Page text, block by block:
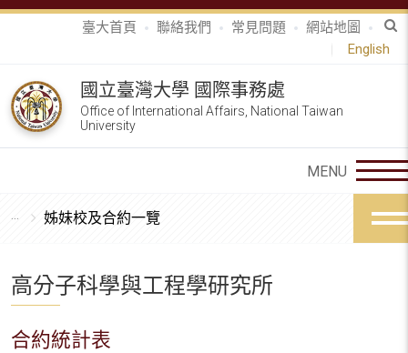
臺大首頁 聯絡我們 常見問題
網站地圖
English
國立臺灣大學 國際事務處
Office of International Affairs, National Taiwan
University
姊妹校及合約一覽
高分子科學與工程學研究所
合約統計表